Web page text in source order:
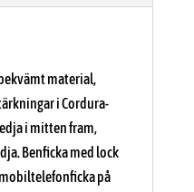
material,
i Cordura-
i mitten fram,
Benficka med lock
på